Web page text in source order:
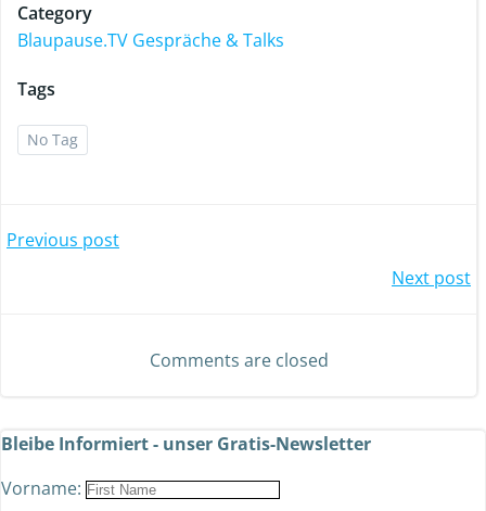
Category
Blaupause.TV Gespräche & Talks
Tags
No Tag
Previous post
Next post
Comments are closed
Bleibe Informiert - unser Gratis-Newsletter
Vorname: